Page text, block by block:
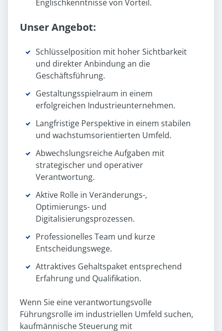
Englischkenntnisse von Vorteil.
Unser Angebot:
Schlüsselposition mit hoher Sichtbarkeit
und direkter Anbindung an die
Geschäftsführung.
Gestaltungsspielraum in einem
erfolgreichen Industrieunternehmen.
Langfristige Perspektive in einem stabilen
und wachstumsorientierten Umfeld.
Abwechslungsreiche Aufgaben mit
strategischer und operativer
Verantwortung.
Aktive Rolle in Veränderungs-,
Optimierungs- und
Digitalisierungsprozessen.
Professionelles Team und kurze
Entscheidungswege.
Attraktives Gehaltspaket entsprechend
Erfahrung und Qualifikation.
Wenn Sie eine verantwortungsvolle
Führungsrolle im industriellen Umfeld suchen,
kaufmännische Steuerung mit